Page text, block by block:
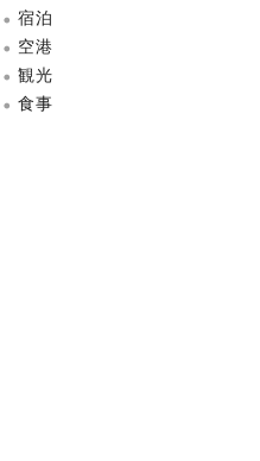
宿泊
空港
観光
食事